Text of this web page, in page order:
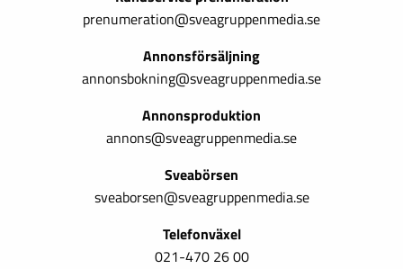
prenumeration@sveagruppenmedia.se
Annonsförsäljning
annonsbokning@sveagruppenmedia.se
Annonsproduktion
annons@sveagruppenmedia.se
Sveabörsen
sveaborsen@sveagruppenmedia.se
Telefonväxel
021-470 26 00